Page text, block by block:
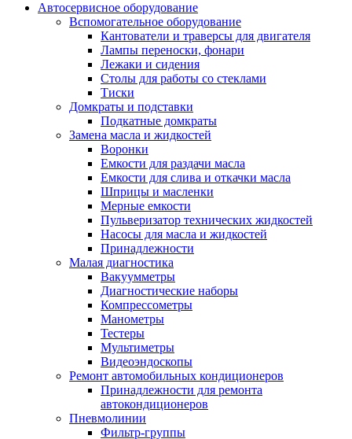
Автосервисное оборудование
Вспомогательное оборудование
Кантователи и траверсы для двигателя
Лампы переноски, фонари
Лежаки и сидения
Столы для работы со стеклами
Тиски
Домкраты и подставки
Подкатные домкраты
Замена масла и жидкостей
Воронки
Емкости для раздачи масла
Емкости для слива и откачки масла
Шприцы и масленки
Мерные емкости
Пульверизатор технических жидкостей
Насосы для масла и жидкостей
Принадлежности
Малая диагностика
Вакуумметры
Диагностические наборы
Компрессометры
Манометры
Тестеры
Мультиметры
Видеоэндоскопы
Ремонт автомобильных кондиционеров
Принадлежности для ремонта
автокондиционеров
Пневмолинии
Фильтр-группы